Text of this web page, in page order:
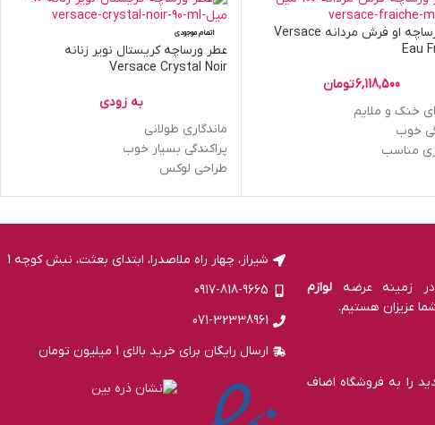
عطر ورساچه او فرش مردانه Versace
Eau
6,118,500تومان
خنک و ملایم
خوب
مناسب
اتمام موجودی
عطر ورساچه کریستال نویر زنانه
Versace Crystal Noir
به زودی
ماندگاری طولانی
پراکندگی بسیار خوب
طراحی لوکس
لوازم
عزیزان هستیم.
را به فروشگاه اضاف
شیراز، چهار راه ملاصدرا، ابتدای بعثت، نبش کوچه 1
0917-818-9665
071-32338961
ارسال رایگان برای خرید بالای 1 میلیون تومان